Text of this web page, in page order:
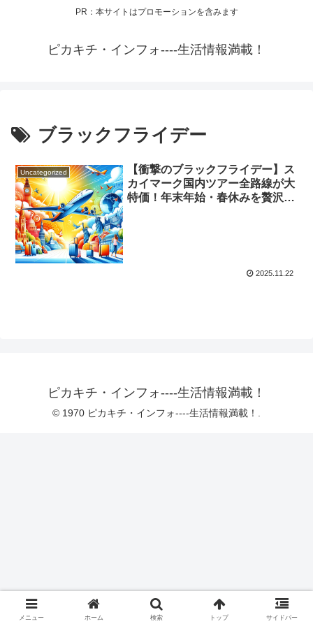
PR：本サイトはプロモーションを含みます
ピカキチ・インフォ----生活情報満載！
ブラックフライデー
Uncategorized
【衝撃のブラックフライデー】ス
カイマーク国内ツアー全路線が大
特価！年末年始・春休みを贅沢に
2025.11.22
ピカキチ・インフォ----生活情報満載！
© 1970 ピカキチ・インフォ----生活情報満載！.
メニュー ホーム 検索 トップ サイドバー